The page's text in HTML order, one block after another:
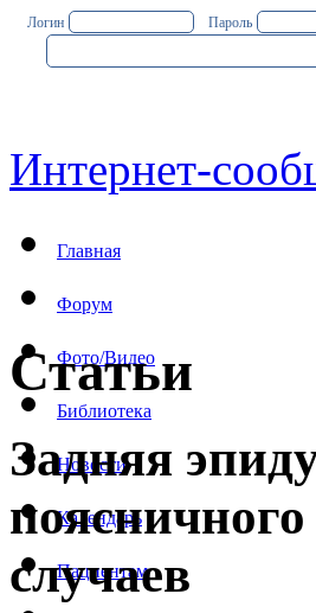
Логин Пароль
Интернет-
Главная
Форум
Фото/Видео
Библиотека
Новости
Календарь
Пациентам
Статьи
Задняя
случаев